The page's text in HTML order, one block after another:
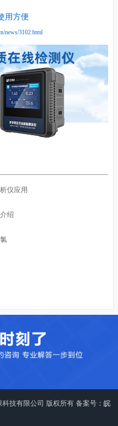
用方便
news/3102.html
仪应用
绍
技有限公司 版权所有 备案号： 皖